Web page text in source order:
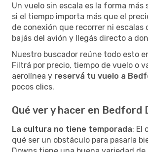
Un vuelo sin escala es la forma más
si el tiempo importa más que el
de conexión que recorrer ni escalas
bajás del avión y llegás directo a
Nuestro buscador reúne todo esto
Filtrá por precio, tiempo de vuelo o
aerolínea y reservá tu vuelo a
pocos clics.
Qué ver y hacer en Bedford
La cultura no tiene temporada: El
qué ser un obstáculo para pasarla